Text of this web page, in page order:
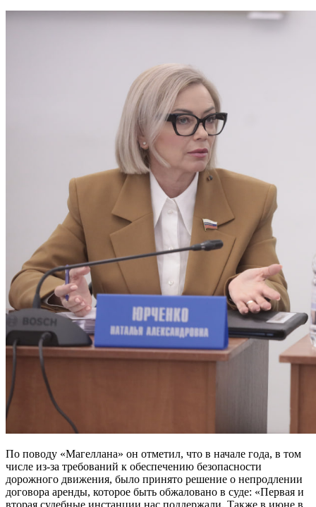
По поводу «Магеллана» он отметил, что в начале года, в том
числе из-за требований к обеспечению безопасности
дорожного движения, было принято решение о непродлении
договора аренды, которое быть обжаловано в суде: «Первая и